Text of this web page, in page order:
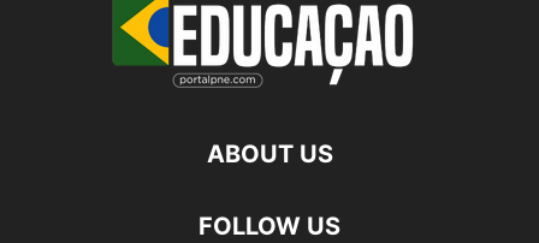
ABOUT US
FOLLOW US